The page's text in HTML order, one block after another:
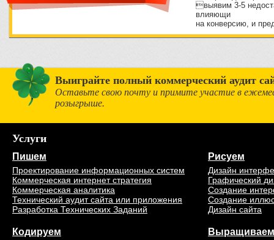
выявим 3-5
влияющи
на конверсию, и
Выиграйте полный коммерческий аудит
Оставьте свою почту и примите участие в
розыгрыше.
Услуги
Пишем
Проектирование информационных систем
Коммерческая интернет стратегия
Коммерческая аналитика
Технический аудит сайта или приложения
Разработка Технических Заданий
Рисуем
Дизайн
Графический
Создание
Создание
Дизайн сайта
Кодируем Выращиваем